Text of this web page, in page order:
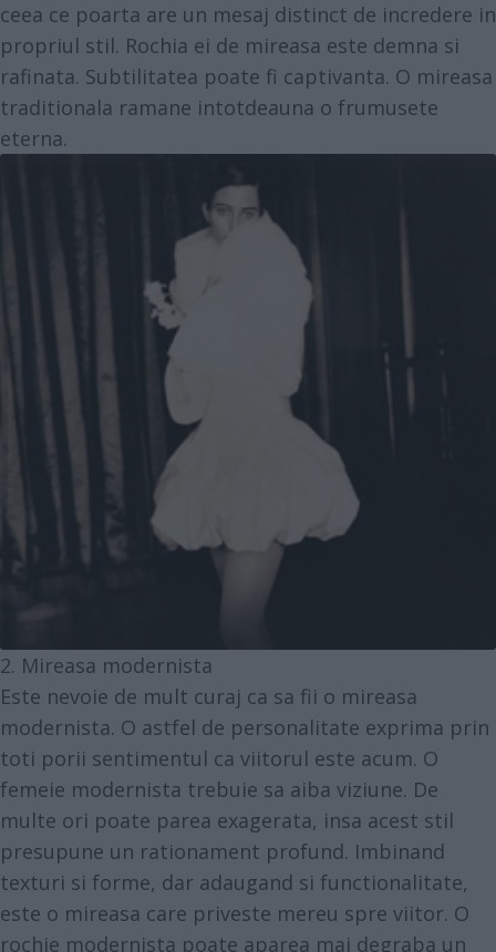
ceea ce poarta are un mesaj distinct de incredere in
propriul stil. Rochia ei de mireasa este demna si
rafinata. Subtilitatea poate fi captivanta. O mireasa
traditionala ramane intotdeauna o frumusete
eterna.
2. Mireasa modernista
Este nevoie de mult curaj ca sa fii o mireasa
modernista. O astfel de personalitate exprima prin
toti porii sentimentul ca viitorul este acum. O
femeie modernista trebuie sa aiba viziune. De
multe ori poate parea exagerata, insa acest stil
presupune un rationament profund. Imbinand
texturi si forme, dar adaugand si functionalitate,
este o mireasa care priveste mereu spre viitor. O
rochie modernista poate aparea mai degraba un